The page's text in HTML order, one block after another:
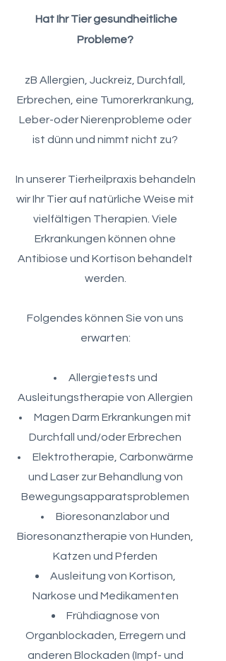
Hat Ihr Tier gesundheitliche
Probleme?
zB Allergien, Juckreiz, Durchfall,
Erbrechen, eine Tumorerkrankung,
Leber-oder Nierenprobleme oder
ist dünn und nimmt nicht zu?
In unserer Tierheilpraxis behandeln
wir Ihr Tier auf natürliche Weise mit
vielfältigen Therapien. Viele
Erkrankungen können ohne
Antibiose und Kortison behandelt
werden.
Folgendes können Sie von uns
erwarten:
Allergietests und
Ausleitungstherapie von Allergien
Magen Darm Erkrankungen mit
Durchfall und/oder Erbrechen
Elektrotherapie, Carbonwärme
und Laser zur Behandlung von
Bewegungsapparatsproblemen
Bioresonanzlabor und
Bioresonanztherapie von Hunden,
Katzen und Pferden
Ausleitung von Kortison,
Narkose und Medikamenten
Frühdiagnose von
Organblockaden, Erregern und
anderen Blockaden (Impf- und